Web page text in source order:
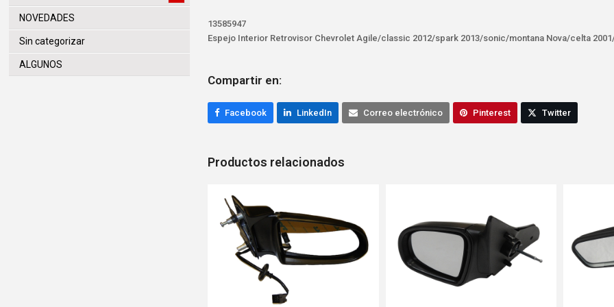
13585947
Espejo Interior Retrovisor Chevrolet Agile/classic 2012/spark 2013/sonic/montana Nova/celta
Compartir en:
Facebook LinkedIn Correo electrónico Pinterest Twitter
Productos relacionados
NOVEDADES
Sin categorizar
ALGUNOS